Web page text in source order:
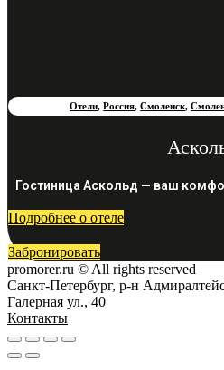
Отели,Россия,Смоленск,
Гостиница Аскольд — ваш
Подробнее о отеле
Забронировать
promorer.ru © All rights reserved
Санкт-Петербург, р-н
Галерная ул., 40
Контакты